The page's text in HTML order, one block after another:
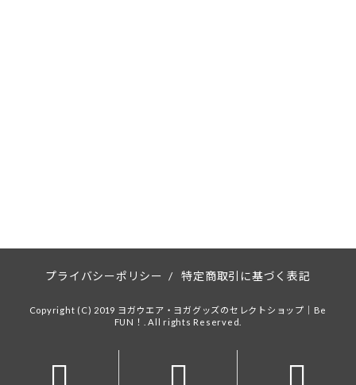
プライバシーポリシー / 特定商取引に基づく表記
Copyright (C) 2019 ヨガウエア・ヨガグッズのセレクトショップ｜Be
FUN！. All rights Reserved.